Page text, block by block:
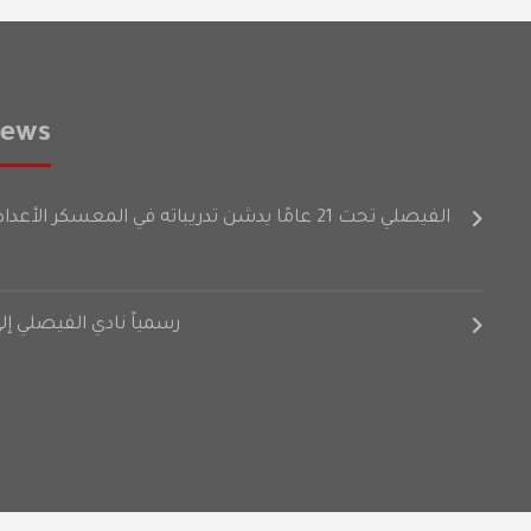
الفيصلي تحت 21 عامًا يدشن تدريباته في المعسكر الأعدادي على فترتين
رسمياً نادي الفيصلي